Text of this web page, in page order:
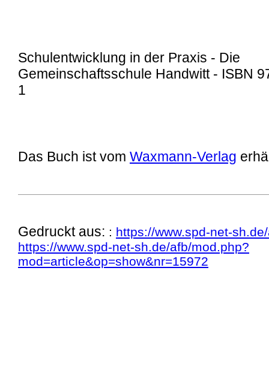
Schulentwicklung in der Praxis - Die
Gemeinschaftsschule Handwitt - ISBN
1
Das Buch ist vom Waxmann-Verlag
Gedruckt aus: : https://www.spd-net-
https://www.spd-net-sh.de/afb/mod.php?
mod=article&op=show&nr=15972